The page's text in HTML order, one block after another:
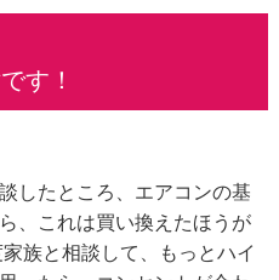
す！
したところ、エアコンの基
、これは買い換えたほうが
族と相談して、もっとハイ